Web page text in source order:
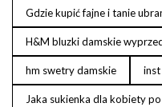
Gdzie kupić fajne i tanie
H&M bluzki damskie
hm swetry damskie inst
Jaka sukienka dla kobiety